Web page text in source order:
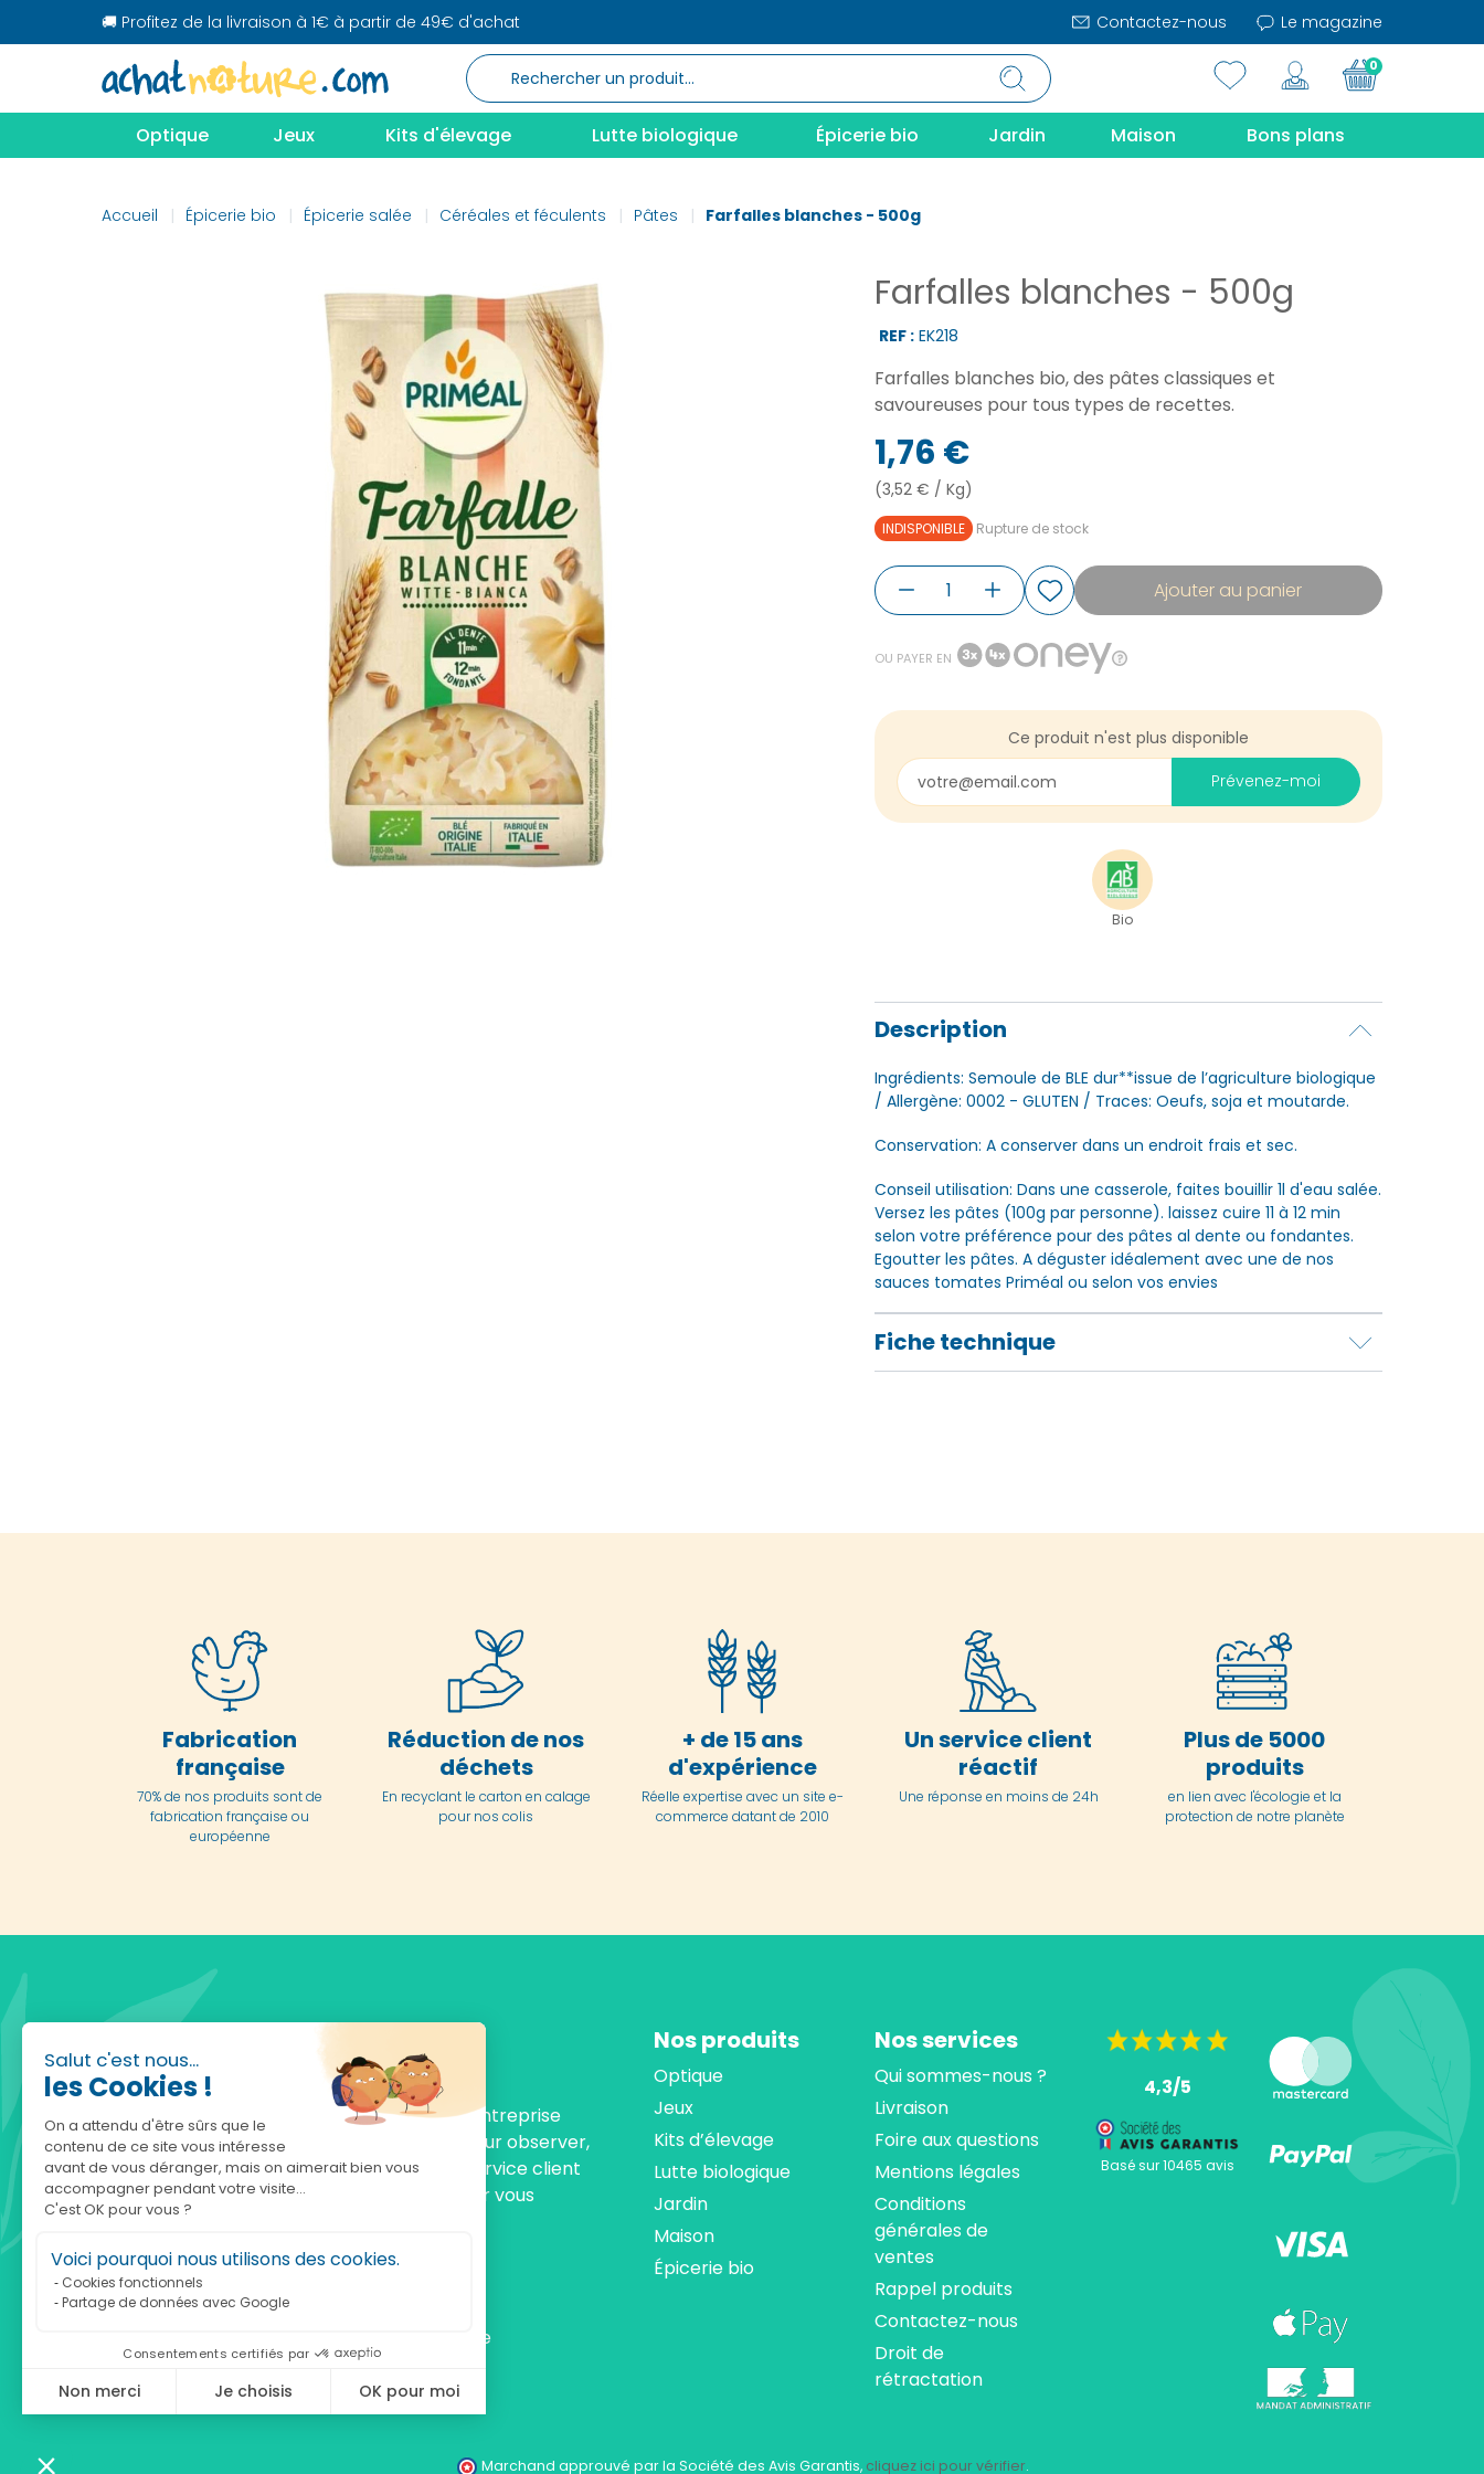
Salut c'est nous...
les Cookies !
On a attendu d'être sûrs que le
contenu de ce site vous intéresse
avant de vous déranger, mais on aimerait bien vous
accompagner pendant votre visite...
C'est OK pour vous ?
Voici pourquoi nous utilisons des cookies.
Cookies fonctionnels
Partage de données avec Google
Consentements certifiés par
Non merci Je choisis OK pour moi
Notre plateforme vous permet d'adapter et de gérer vos paramètres de confidentialité, en garantissant la conformité avec les réglementations. Personnalisez vos préférences pour contrôler la manière dont
🚚 Profitez de la livraison à 1€ à partir de 49€ d'achat Contactez-nous Le magazine
0
Optique Jeux Kits d'élevage Lutte biologique Épicerie bio Jardin Maison Bons plans
Accueil Épicerie bio Épicerie salée Céréales et féculents Pâtes Farfalles blanches - 500g
Farfalles blanches - 500g
REF : EK218
Farfalles blanches bio, des pâtes classiques et
savoureuses pour tous types de recettes.
1,76 €
(3,52 € / Kg)
INDISPONIBLE Rupture de stock
Ajouter au panier
OU PAYER EN
Ce produit n'est plus disponible
Prévenez-moi
Bio
Description
Ingrédients: Semoule de BLE dur**issue de l’agriculture biologique
/ Allergène: 0002 - GLUTEN / Traces: Oeufs, soja et moutarde.
Conservation: A conserver dans un endroit frais et sec.
Conseil utilisation: Dans une casserole, faites bouillir 1l d'eau salée.
Versez les pâtes (100g par personne). laissez cuire 11 à 12 min
selon votre préférence pour des pâtes al dente ou fondantes.
Egoutter les pâtes. A déguster idéalement avec une de nos
sauces tomates Priméal ou selon vos envies
Fiche technique
Fabrication
française
70% de nos produits sont de
fabrication française ou
européenne
Réduction de nos
déchets
En recyclant le carton en calage
pour nos colis
+ de 15 ans
d'expérience
Réelle expertise avec un site e-
commerce datant de 2010
Un service client
réactif
Une réponse en moins de 24h
Plus de 5000
produits
en lien avec l'écologie et la
protection de notre planète
Fondée en 2010, achatnature.com est une entreprise
française qui réunit plus de 5000 produits pour observer,
comprendre et protéger la nature. Notre service client
est à votre écoute, du lundi au vendredi, pour vous
accompagner.
Notre adresse :
achatnature.com (Ethik & Nature)
160 rue Pierre Fallion - 69140 Rillieux-La-Pape
Nos produits
Optique
Jeux
Kits d’élevage
Lutte biologique
Jardin
Maison
Épicerie bio
Nos services
Qui sommes-nous ?
Livraison
Foire aux questions
Mentions légales
Conditions
générales de
ventes
Rappel produits
Contactez-nous
Droit de
rétractation
4,3/5
Basé sur 10465 avis
Marchand approuvé par la Société des Avis Garantis, cliquez ici pour vérifier.